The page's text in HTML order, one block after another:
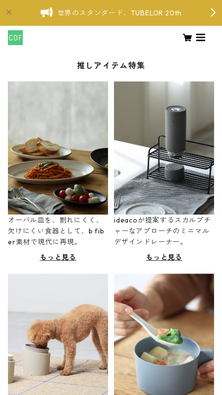
世界のスタンダード、TUBELOR 20th
推しアイテム特集
オーバル皿を、割れにくく、
欠けにくい食器として、b fib
er素材で現代に再現。
もっと見る
ideacoが提案するスカルプチ
ャーなアプローチのミニマル
デザインドレーナー。
もっと見る